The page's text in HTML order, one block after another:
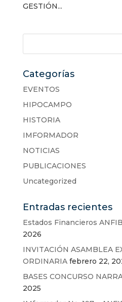
GESTIÓN...
Categorías
EVENTOS
HIPOCAMPO
HISTORIA
IMFORMADOR
NOTICIAS
PUBLICACIONES
Uncategorized
Entradas recientes
Estados Financieros
2026
INVITACIÓN ASAMBLEA
ORDINARIA febrero 22,
BASES CONCURSO
2025